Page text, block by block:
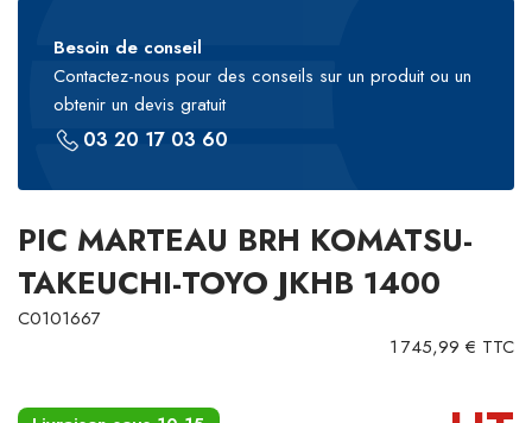
Besoin de conseil
Contactez-nous pour des conseils sur un produit ou un
obtenir un devis gratuit
03 20 17 03 60
PIC MARTEAU BRH KOMATSU-
TAKEUCHI-TOYO JKHB 1400
C0101667
1 745,99 € TTC